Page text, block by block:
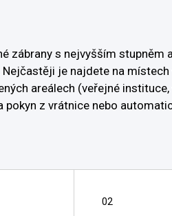
zábrany s nejvyšším
je najdete na
areálech (veřejné
z vrátnice nebo
02